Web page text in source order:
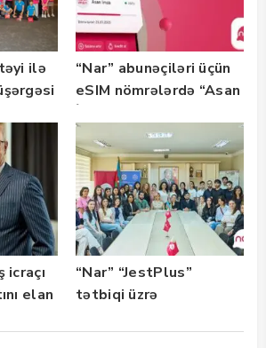
ilə
“Nar” abunəçiləri üçün
eSIM nömrələrdə “Asan
istifadəyə verildi
icraçı
elan
“Nar” “JestPlus”
tətbiqi üzrə